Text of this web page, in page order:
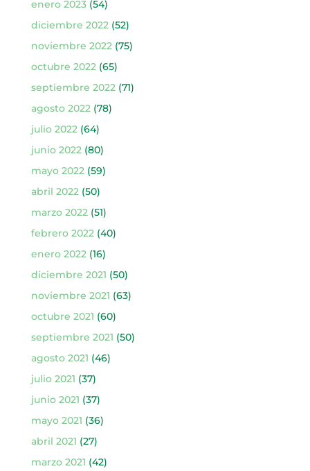
enero 2023(54)
diciembre 2022 (52)
noviembre 2022 (75)
octubre 2022 (65)
septiembre 2022 (71)
agosto 2022 (78)
julio 2022 (64)
junio 2022 (80)
mayo 2022 (59)
abril 2022 (50)
marzo 2022 (51)
febrero 2022 (40)
enero 2022 (16)
diciembre 2021 (50)
noviembre 2021 (63)
octubre 2021 (60)
septiembre 2021 (50)
agosto 2021 (46)
julio 2021 (37)
junio 2021 (37)
mayo 2021 (36)
abril 2021 (27)
marzo 2021 (42)